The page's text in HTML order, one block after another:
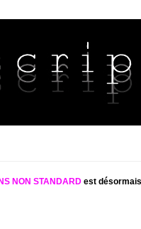
NON STANDARDest